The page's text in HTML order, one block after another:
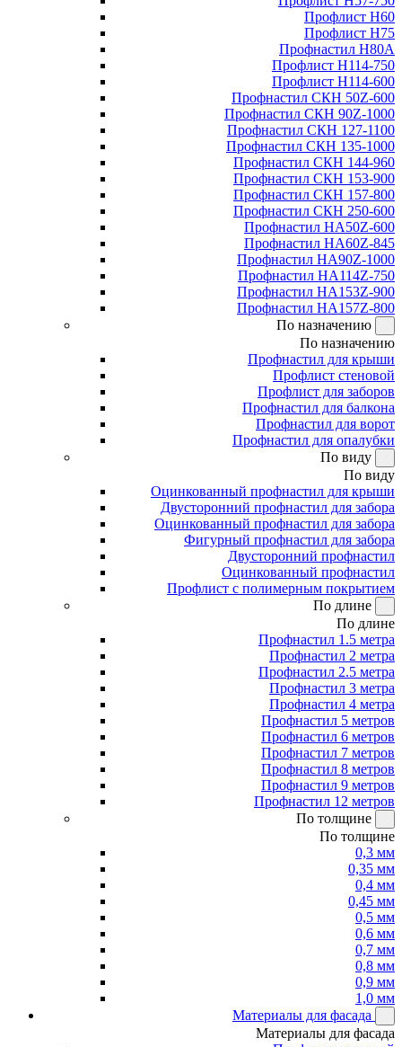
Профлист Н60
Профлист Н75
Профнастил Н80А
Профлист Н114-750
Профлист Н114-600
Профнастил СКН 50Z-600
Профнастил СКН 90Z-1000
Профнастил СКН 127-1100
Профнастил СКН 135-1000
Профнастил СКН 144-960
Профнастил СКН 153-900
Профнастил СКН 157-800
Профнастил СКН 250-600
Профнастил НА50Z-600
Профнастил НА60Z-845
Профнастил НА90Z-1000
Профнастил НА114Z-750
Профнастил НА153Z-900
Профнастил НА157Z-800
По назначению
По назначению
Профнастил для крыши
Профлист стеновой
Профлист для заборов
Профнастил для балкона
Профнастил для ворот
Профнастил для опалубки
По виду
По виду
Оцинкованный профнастил для крыши
Двусторонний профнастил для забора
Оцинкованный профнастил для забора
Фигурный профнастил для забора
Двусторонний профнастил
Оцинкованный профнастил
Профлист с полимерным покрытием
По длине
По длине
Профнастил 1.5 метра
Профнастил 2 метра
Профнастил 2.5 метра
Профнастил 3 метра
Профнастил 4 метра
Профнастил 5 метров
Профнастил 6 метров
Профнастил 7 метров
Профнастил 8 метров
Профнастил 9 метров
Профнастил 12 метров
По толщине
По толщине
0,3 мм
0,35 мм
0,4 мм
0,45 мм
0,5 мм
0,6 мм
0,7 мм
0,8 мм
0,9 мм
1,0 мм
Материалы для фасада
Материалы для фасада